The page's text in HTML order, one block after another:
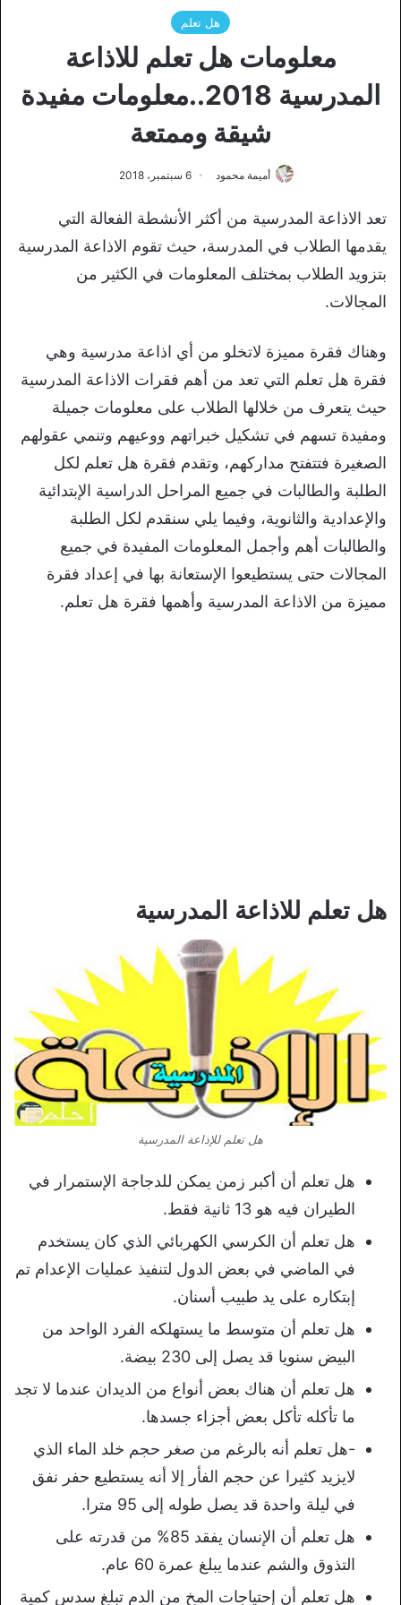
هل تعلم
معلومات هل تعلم للاذاعة
المدرسية 2018..معلومات مفيدة
شيقة وممتعة
أميمة محمود 6 سبتمبر، 2018
تعد الاذاعة المدرسية من أكثر الأنشطة الفعالة التي
يقدمها الطلاب في المدرسة، حيث تقوم الاذاعة المدرسية
بتزويد الطلاب بمختلف المعلومات في الكثير من
المجالات.
وهناك فقرة مميزة لاتخلو من أي اذاعة مدرسية وهي
فقرة هل تعلم التي تعد من أهم فقرات الاذاعة المدرسية
حيث يتعرف من خلالها الطلاب على معلومات جميلة
ومفيدة تسهم في تشكيل خبراتهم ووعيهم وتنمي عقولهم
الصغيرة فتتفتح مداركهم، وتقدم فقرة هل تعلم لكل
الطلبة والطالبات في جميع المراحل الدراسية الإبتدائية
والإعدادية والثانوية، وفيما يلي سنقدم لكل الطلبة
والطالبات أهم وأجمل المعلومات المفيدة في جميع
المجالات حتى يستطيعوا الإستعانة بها في إعداد فقرة
مميزة من الاذاعة المدرسية وأهمها فقرة هل تعلم.
هل تعلم للاذاعة المدرسية
هل تعلم للإذاعة المدرسية
هل تعلم أن أكبر زمن يمكن للدجاجة الإستمرار في
الطيران فيه هو 13 ثانية فقط.
هل تعلم أن الكرسي الكهربائي الذي كان يستخدم
في الماضي في بعض الدول لتنفيذ عمليات الإعدام تم
إبتكاره على يد طبيب أسنان.
هل تعلم أن متوسط ما يستهلكه الفرد الواحد من
البيض سنويا قد يصل إلى 230 بيضة.
هل تعلم أن هناك بعض أنواع من الديدان عندما لا تجد
ما تأكله تأكل بعض أجزاء جسدها.
-هل تعلم أنه بالرغم من صغر حجم خلد الماء الذي
لايزيد كثيرا عن حجم الفأر إلا أنه يستطيع حفر نفق
في ليلة واحدة قد يصل طوله إلى 95 مترا.
هل تعلم أن الإنسان يفقد 85% من قدرته على
التذوق والشم عندما يبلغ عمرة 60 عام.
هل تعلم أن إحتياجات المخ من الدم تبلغ سدس كمية